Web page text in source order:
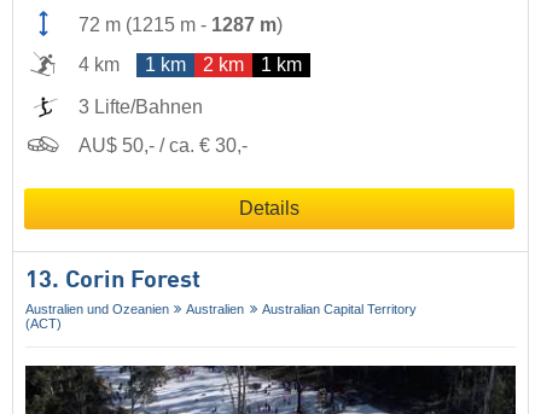
72 m (1215 m - 1287 m)
4 km
1 km 2 km 1 km
3 Lifte/Bahnen
AU$ 50,- / ca. € 30,-
Details
13. Corin Forest
Australien und Ozeanien Australien
Australian Capital Territory
(ACT)